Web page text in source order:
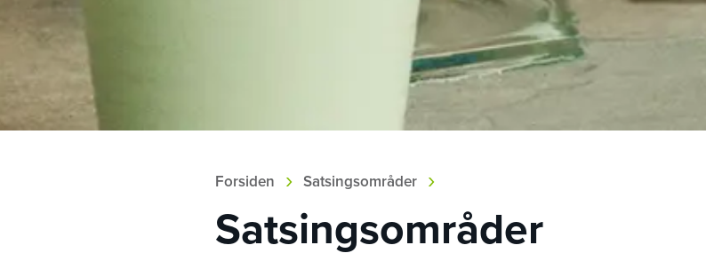
Forsiden › Satsingsområder ›
Satsingsområder